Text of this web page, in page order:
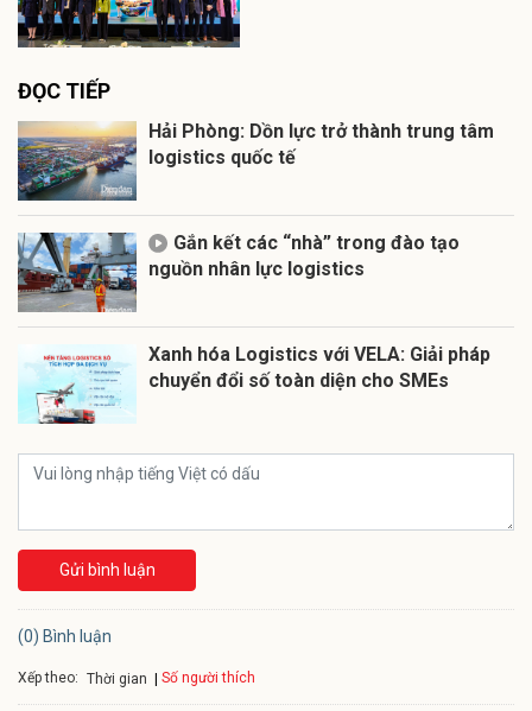
ĐỌC TIẾP
Hải Phòng: Dồn lực trở thành trung tâm
logistics quốc tế
Gắn kết các “nhà” trong đào tạo
nguồn nhân lực logistics
Xanh hóa Logistics với VELA: Giải pháp
chuyển đổi số toàn diện cho SMEs
Gửi bình luận
(0) Bình luận
Xếp theo: Thời gian Số người thích